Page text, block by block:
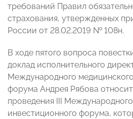
требований Правил
страхования, утвержденных
России от 28.02.2019 № 108н.
В ходе пятого вопроса
доклад исполнительного
Международного
форума Андрея Рябова
проведения III
инвестиционного форума,